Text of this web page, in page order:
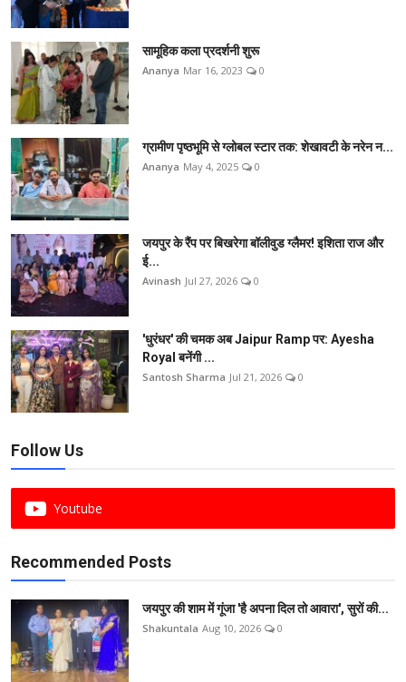
सामूहिक कला प्रदर्शनी शुरू
Ananya Mar 16, 2023 0
ग्रामीण पृष्ठभूमि से ग्लोबल स्टार तक: शेखावटी के नरेन न...
Ananya May 4, 2025 0
जयपुर के रैंप पर बिखरेगा बॉलीवुड ग्लैमर! इशिता राज और
ई...
Avinash Jul 27, 2026 0
'धुरंधर' की चमक अब Jaipur Ramp पर: Ayesha
Royal बनेंगी ...
Santosh Sharma Jul 21, 2026 0
Follow Us
Youtube
Recommended Posts
जयपुर की शाम में गूंजा 'है अपना दिल तो आवारा', सुरों की...
Shakuntala Aug 10, 2026 0